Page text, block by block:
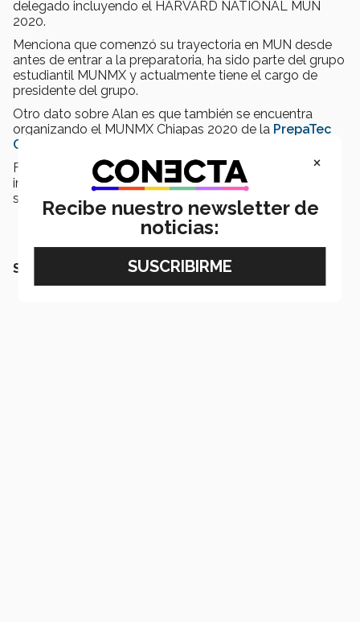
delegado incluyendo el HARVARD NATIONAL MUN
2020.
Menciona que comenzó su trayectoria en MUN desde
antes de entrar a la preparatoria, ha sido parte del grupo
estudiantil MUNMX y actualmente tiene el cargo de
presidente del grupo.
Otro dato sobre Alan es que también se encuentra
organizando el MUNMX Chiapas 2020 de la PrepaTec
Campus Chiapas
Finalmente, Alan invita a sus compañeros a que se
involucren en temas de importancia mundial y que se
sumen al grupo estudiantil MUNMX.
SEGURAMENTE QUERRÁS LEER TAMBIÉN
×
Recibe nuestro newsletter de
noticias: